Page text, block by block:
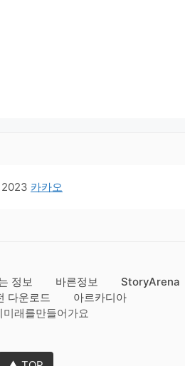
카카오
정보 바른정보
StoryArena
다운로드
아르카디아
미래를만들어가요